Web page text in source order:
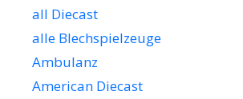
all Diecast
alle Blechspielzeuge
Ambulanz
American Diecast